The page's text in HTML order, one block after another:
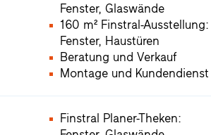
Fenster, Glaswände
160 m² Finstral-Ausstellung:
Fenster, Haustüren
Beratung und Verkauf
Montage und Kundendienst
Finstral Planer-Theken: